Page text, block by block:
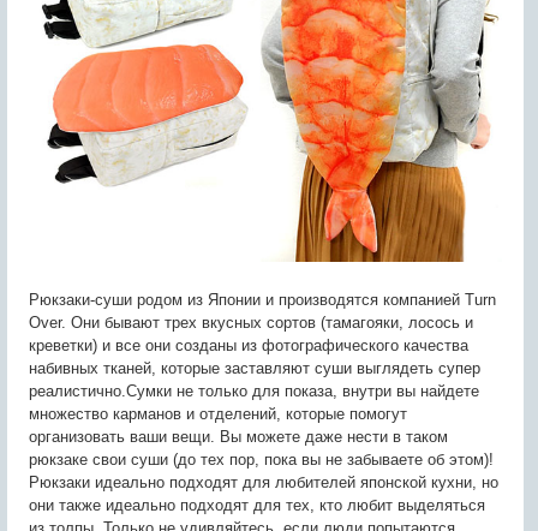
Рюкзаки-суши родом из Японии и производятся компанией Turn
Over. Они бывают трех вкусных сортов (тамагояки, лосось и
креветки) и все они созданы из фотографического качества
набивных тканей, которые заставляют суши выглядеть супер
реалистично.Сумки не только для показа, внутри вы найдете
множество карманов и отделений, которые помогут
организовать ваши вещи. Вы можете даже нести в таком
рюкзаке свои суши (до тех пор, пока вы не забываете об этом)!
Рюкзаки идеально подходят для любителей японской кухни, но
они также идеально подходят для тех, кто любит выделяться